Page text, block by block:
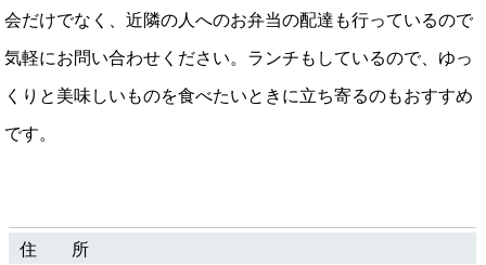
会だけでなく、近隣の人へのお弁当の配達も行っているので
気軽にお問い合わせください。ランチもしているので、ゆっ
くりと美味しいものを食べたいときに立ち寄るのもおすすめ
です。
住 所